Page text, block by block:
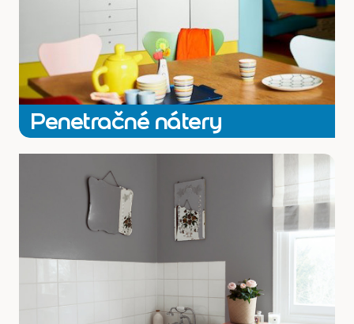
Penetračné nátery
Špeciálne nátery Dulux, to sú produkty určené na použitie vo
vynimočných situáciách, najma pre profesionálov